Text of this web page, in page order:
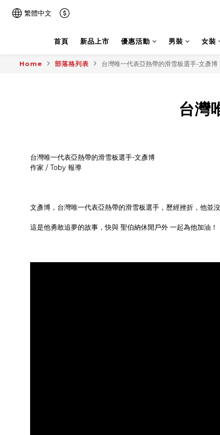
繁體中文
首頁 新品上市 優惠活動 男裝 女裝
Home 部落格列表 台灣唯一代表亞熱帶的滑雪板選手-文彥博
台灣
台灣唯一代表亞熱帶的滑雪板選手-文彥博
作家 / Toby 報導
文彥博，台灣唯一代表亞熱帶的滑雪板選手，歷經挫折，他並
這是他勇敢追夢的故事，快與 聖伯納休閒戶外 一起為他加油！